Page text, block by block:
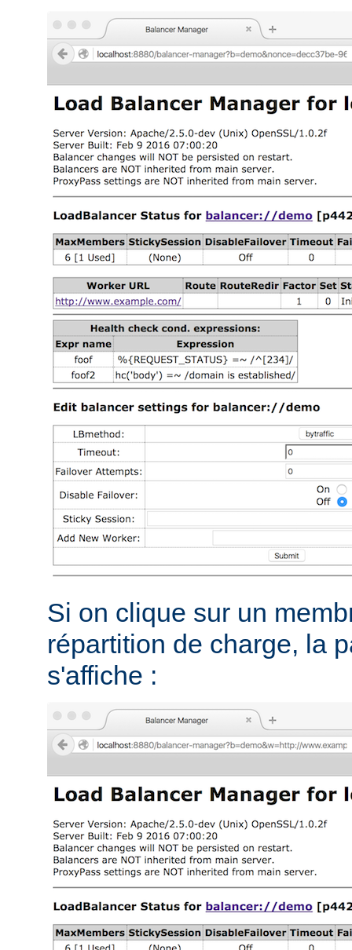
Si on clique sur un
répartition de charge, la
s'affiche :